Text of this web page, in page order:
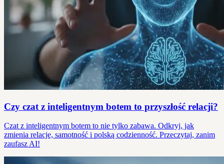
Czy czat z inteligentnym botem to przyszłość relacji?
Czat z inteligentnym botem to nie tylko zabawa. Odkryj, jak
zmienia relacje, samotność i polską codzienność. Przeczytaj, zanim
zaufasz AI!